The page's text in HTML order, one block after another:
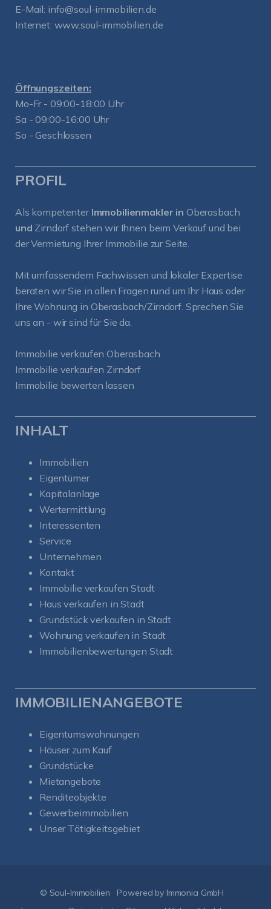
E-Mail: info@soul-immobilien.de
Internet: www.soul-immobilien.de
Öffnungszeiten:
Mo-Fr - 09:00-18:00 Uhr
Sa - 09:00-16:00 Uhr
So - Geschlossen
PROFIL
Als kompetenter Immobilienmakler in Oberasbach
und Zirndorf stehen wir Ihnen beim Verkauf und bei
der Vermietung Ihrer Immobilie zur Seite.
Mit umfassendem Fachwissen und lokaler Expertise
beraten wir Sie in allen Fragen rund um Ihr Haus oder
Ihre Wohnung in Oberasbach/Zirndorf. Sprechen Sie
uns an - wir sind für Sie da.
Immobilie verkaufen Oberasbach
Immobilie verkaufen Zirndorf
Immobilie bewerten lassen
INHALT
Immobilien
Eigentümer
Kapitalanlage
Wertermittlung
Interessenten
Service
Unternehmen
Kontakt
Immobilie verkaufen Stadt
Haus verkaufen in Stadt
Grundstück verkaufen in Stadt
Wohnung verkaufen in Stadt
Immobilienbewertungen Stadt
IMMOBILIENANGEBOTE
Eigentumswohnungen
Häuser zum Kauf
Grundstücke
Mietangebote
Renditeobjekte
Gewerbeimmobilien
Unser Tätigkeitsgebiet
© Soul-Immobilien
Powered by Immonia GmbH100
%